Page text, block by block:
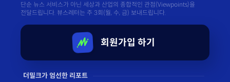
단순 뉴스 서비스가 아닌 세상과 산업의 종합적인 관점(Viewpoints)을
전달드립니다. 뷰스레터는 주 3회(월, 수, 금) 보내드립니다.
회원가입 하기
더밀크가 엄선한 리포트